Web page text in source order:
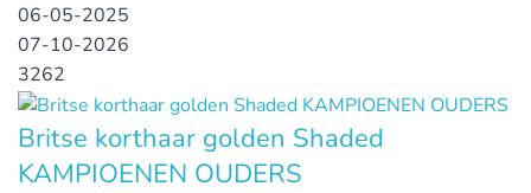
06-05-2025
07-10-2026
3262
Britse korthaar golden Shaded
KAMPIOENEN OUDERS